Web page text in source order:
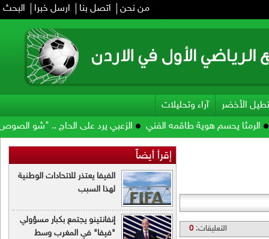
ارسل خبرا البحث
يرد على الحاج .. "شو الصوص وشو مرقته"
الأمير علي: صرف
الفيفا يعتذر للاتحادات الوطنية
إنفانتينو يجتمع بكبار مسؤولي
"فيفا" في المغرب وسط